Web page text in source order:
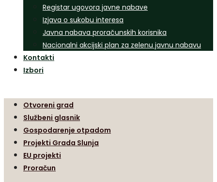
Registar ugovora javne nabave
Izjava o sukobu interesa
Javna nabava proračunskih korisnika
Nacionalni akcijski plan za zelenu javnu nabavu
Kontakti
Izbori
Otvoreni grad
Službeni glasnik
Gospodarenje otpadom
Projekti Grada Slunja
EU projekti
Proračun